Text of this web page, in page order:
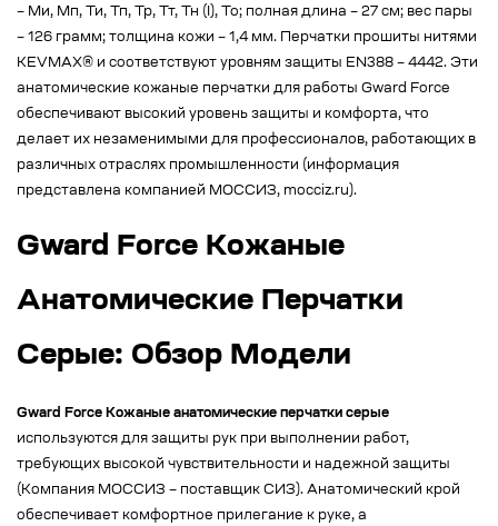
– Ми, Мп, Ти, Тп, Тр, Тт, Тн (I), То; полная длина – 27 см; вес пары
– 126 грамм; толщина кожи – 1,4 мм. Перчатки прошиты нитями
KEVMAX® и соответствуют уровням защиты EN388 – 4442. Эти
анатомические кожаные перчатки для работы Gward Force
обеспечивают высокий уровень защиты и комфорта, что
делает их незаменимыми для профессионалов, работающих в
различных отраслях промышленности (информация
представлена компанией МОССИЗ, mocciz.ru).
Gward Force Кожаные
Анатомические Перчатки
Серые: Обзор Модели
Gward Force Кожаные анатомические перчатки серые
используются для защиты рук при выполнении работ,
требующих высокой чувствительности и надежной защиты
(Компания МОССИЗ – поставщик СИЗ). Анатомический крой
обеспечивает комфортное прилегание к руке, а